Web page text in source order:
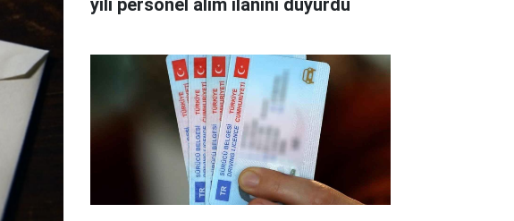
yılı personel alım ilanını duyurdu